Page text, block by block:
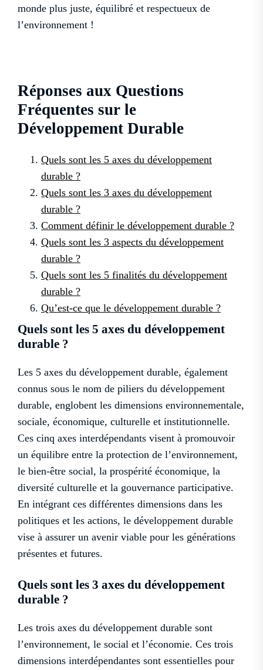
monde plus juste, équilibré et respectueux de
l’environnement !
Réponses aux Questions
Fréquentes sur le
Développement Durable
Quels sont les 5 axes du développement
durable ?
Quels sont les 3 axes du développement
durable ?
Comment définir le développement durable ?
Quels sont les 3 aspects du développement
durable ?
Quels sont les 5 finalités du développement
durable ?
Qu’est-ce que le développement durable ?
Quels sont les 5 axes du développement
durable ?
Les 5 axes du développement durable, également
connus sous le nom de piliers du développement
durable, englobent les dimensions environnementale,
sociale, économique, culturelle et institutionnelle.
Ces cinq axes interdépendants visent à promouvoir
un équilibre entre la protection de l’environnement,
le bien-être social, la prospérité économique, la
diversité culturelle et la gouvernance participative.
En intégrant ces différentes dimensions dans les
politiques et les actions, le développement durable
vise à assurer un avenir viable pour les générations
présentes et futures.
Quels sont les 3 axes du développement
durable ?
Les trois axes du développement durable sont
l’environnement, le social et l’économie. Ces trois
dimensions interdépendantes sont essentielles pour